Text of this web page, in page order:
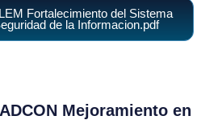
Fortalecimiento del Sistema
de la Informacion.pdf
Mejoramiento en